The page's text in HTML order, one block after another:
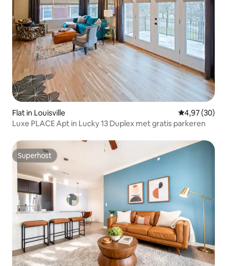
Flat in Louisville Gemiddelde
4,97 (30)
Luxe PLACE Apt in Lucky 13 Duplex met gratis parkeren
Superhost
Superhost